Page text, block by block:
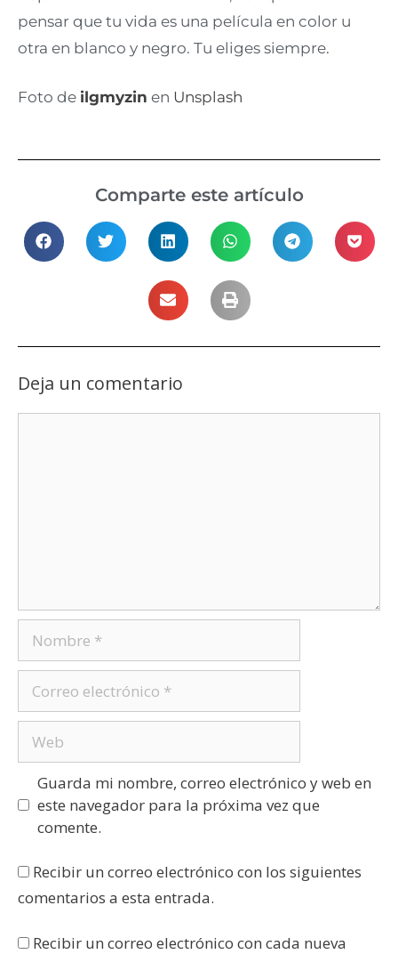
pensar que tu vida es una película en color u
otra en blanco y negro. Tu eliges siempre.
Foto de ilgmyzin en Unsplash
Comparte este artículo
Deja un comentario
Guarda mi nombre, correo electrónico y web en
este navegador para la próxima vez que
comente.
Recibir un correo electrónico con los siguientes
comentarios a esta entrada.
Recibir un correo electrónico con cada nueva